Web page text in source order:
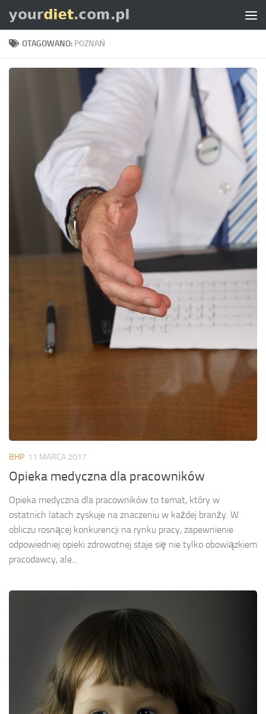
Skip to content
OTAGOWANO: POZNAŃ
BHP 11 MARCA 2017
Opieka medyczna dla pracowników
Opieka medyczna dla pracowników to temat, który w
ostatnich latach zyskuje na znaczeniu w każdej branży. W
obliczu rosnącej konkurencji na rynku pracy, zapewnienie
odpowiedniej opieki zdrowotnej staje się nie tylko obowiązkiem
pracodawcy, ale...